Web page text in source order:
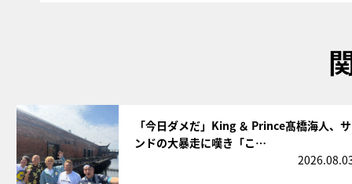
「今日ダメだ」King ＆ Prince髙橋海人、サ
ンドの大暴走に嘆き「こ…